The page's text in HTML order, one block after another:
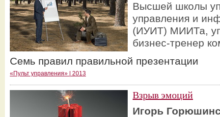
Высшей школы
управления и
(ИУИТ) МИИТа,
бизнес-тренер
Семь правил правильной презентации
«Пульт управления» | 2013
Взрыв эмоций
Игорь